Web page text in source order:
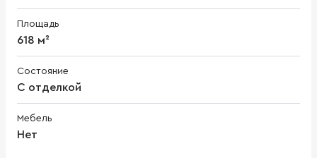
Площадь
618 м²
Состояние
С отделкой
Мебель
Нет